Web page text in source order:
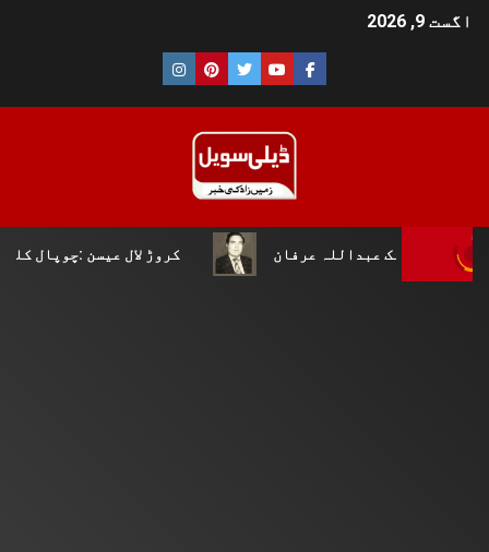
اگست 9, 2026
کروڑ لال عیسن :چوپال کلچرل اینڈ عبداللہ عرفان